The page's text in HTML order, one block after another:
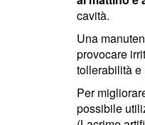
cavità.
Una
provocare
tollerabilità e
Per
possibile